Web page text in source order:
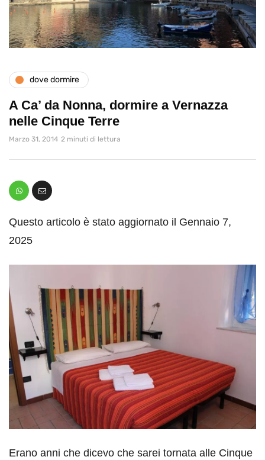
dove dormire
A Ca’ da Nonna, dormire a Vernazza
nelle Cinque Terre
Marzo 31, 2014 2 minuti di lettura
Questo articolo è stato aggiornato il Gennaio 7,
2025
Erano anni che dicevo che sarei tornata alle Cinque